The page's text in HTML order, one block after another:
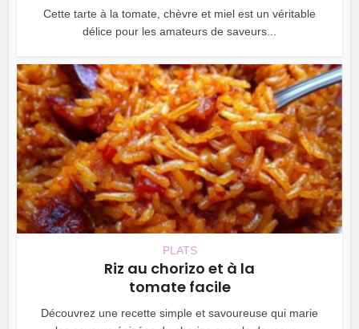
Cette tarte à la tomate, chèvre et miel est un véritable
délice pour les amateurs de saveurs...
PLATS
Riz au chorizo et à la
tomate facile
Découvrez une recette simple et savoureuse qui marie